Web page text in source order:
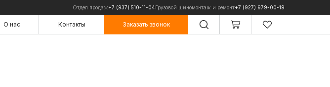
Отдел продаж+7 (937) 510-11-04Грузовой шиномонтаж и ремонт+7 (927) 979-00-19
Контакты
О нас Заказать звонок
Контакты Заказать звонок